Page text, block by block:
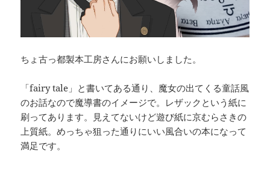
ちょ古っ都製本工房さんにお願いしました。
「fairy tale」と書いてある通り、魔女の出てくる童話風
のお話なので魔導書のイメージで。レザックという紙に
刷ってあります。見えてないけど遊び紙に京むらさきの
上質紙。めっちゃ狙った通りにいい風合いの本になって
満足です。